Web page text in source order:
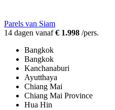
Parels van Siam
14 dagen vanaf€ 1.998 /pers.
Bangkok
Bangkok
Kanchanaburi
Ayutthaya
Chiang Mai
Chiang Mai Province
Hua Hin